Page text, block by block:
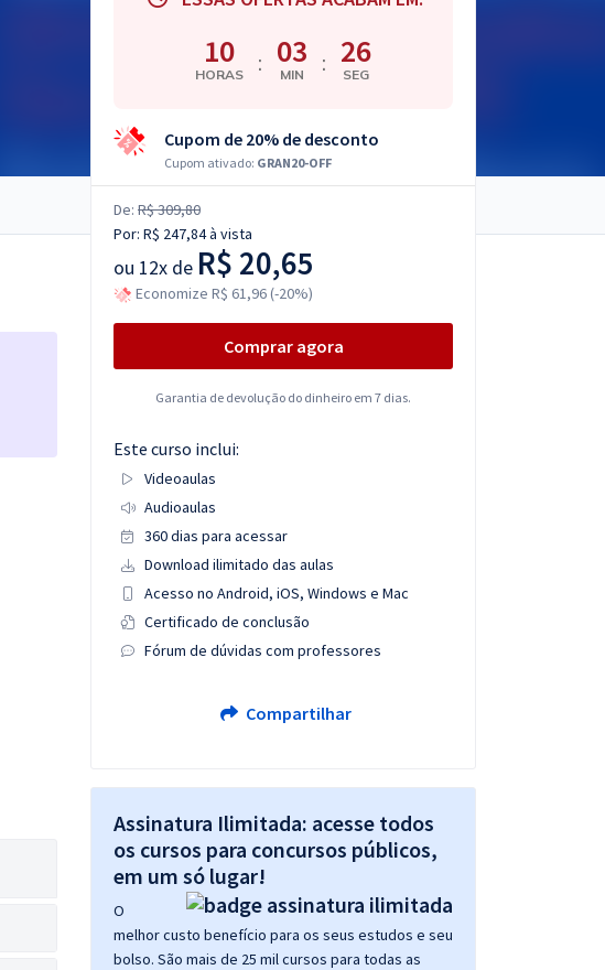
10
HORAS : 03
MIN : 25
SEG
Cupom de 20% de desconto
Cupom ativado: GRAN20-OFF
De: R$ 309,80
Por: R$ 247,84à vista
ou 12x de R$ 20,65
Economize R$ 61,96 (-20%)
Comprar agora
Garantia de devolução do dinheiro em 7 dias.
Este curso inclui:
Videoaulas
Audioaulas
360 dias para acessar
Download ilimitado das aulas
Acesso no Android, iOS, Windows e Mac
Certificado de conclusão
Fórum de dúvidas com professores
Compartilhar
Assinatura Ilimitada: acesse todos
os cursos para concursos públicos,
em um só lugar!
O
melhor custo benefício para os seus estudos e seu
bolso. São mais de 25 mil cursos para todas as